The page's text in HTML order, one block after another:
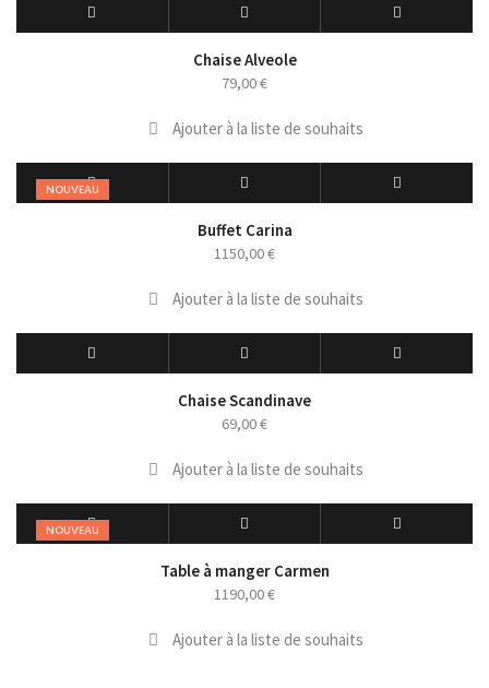
Chaise Alveole
79,00€
Ajouter à la liste de souhaits
NOUVEAU
Buffet Carina
1150,00€
Ajouter à la liste de souhaits
Chaise Scandinave
69,00€
Ajouter à la liste de souhaits
NOUVEAU
Table à manger Carmen
1190,00€
Ajouter à la liste de souhaits